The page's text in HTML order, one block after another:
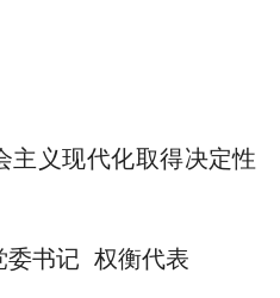
义现代化取得决定性
书记 权衡代表